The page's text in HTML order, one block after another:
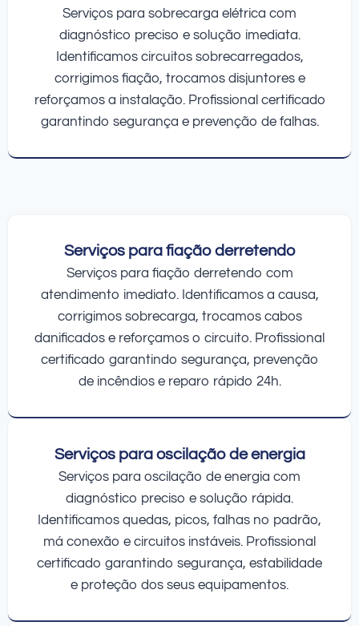
Serviços para sobrecarga elétrica com
diagnóstico preciso e solução imediata.
Identificamos circuitos sobrecarregados,
corrigimos fiação, trocamos disjuntores e
reforçamos a instalação. Profissional certificado
garantindo segurança e prevenção de falhas.
Serviços para fiação derretendo
Serviços para fiação derretendo com
atendimento imediato. Identificamos a causa,
corrigimos sobrecarga, trocamos cabos
danificados e reforçamos o circuito. Profissional
certificado garantindo segurança, prevenção
de incêndios e reparo rápido 24h.
Serviços para oscilação de energia
Serviços para oscilação de energia com
diagnóstico preciso e solução rápida.
Identificamos quedas, picos, falhas no padrão,
má conexão e circuitos instáveis. Profissional
certificado garantindo segurança, estabilidade
e proteção dos seus equipamentos.